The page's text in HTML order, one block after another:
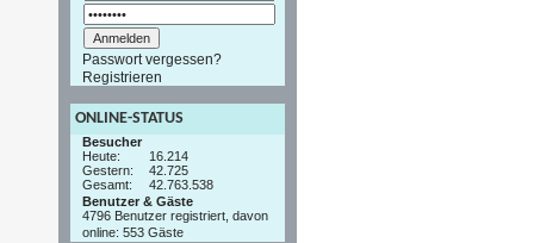
Passwort vergessen?
Registrieren
ONLINE-STATUS
Besucher
Heute:
16.214
Gestern:
42.725
Gesamt:
42.763.538
Benutzer & Gäste
4796 Benutzer registriert, davon
online: 553 Gäste